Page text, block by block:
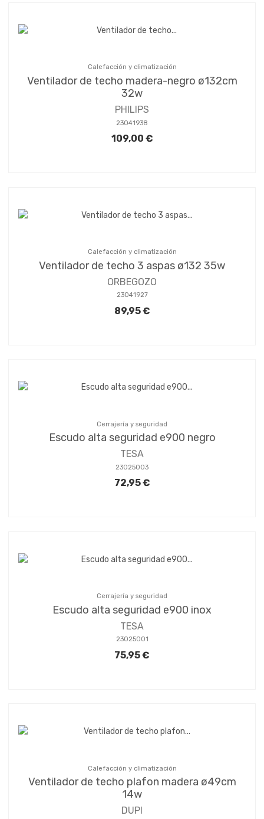
Calefacción y climatización
Ventilador de techo madera-negro ø132cm
32w
PHILIPS
23041938
109,00 €
Calefacción y climatización
Ventilador de techo 3 aspas ø132 35w
ORBEGOZO
23041927
89,95 €
Cerrajería y seguridad
Escudo alta seguridad e900 negro
TESA
23025003
72,95 €
Cerrajería y seguridad
Escudo alta seguridad e900 inox
TESA
23025001
75,95 €
Calefacción y climatización
Ventilador de techo plafon madera ø49cm
14w
DUPI